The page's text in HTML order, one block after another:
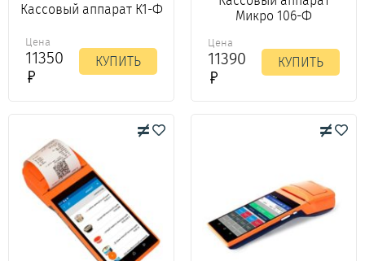
Кассовый аппарат К1-Ф
Цена
11350 КУПИТЬ
Микро 106-Ф
Цена
11390 КУПИТЬ